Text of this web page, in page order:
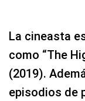
La cineasta
como “The
(2019).
episodios de